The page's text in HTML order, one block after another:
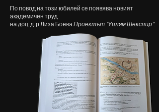
По повод на този юбилей се появява новият
академичен труд
на доц. д-р Лиза БоеваПроектът "Уилям Шекспир".